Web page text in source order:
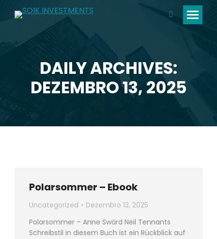
Search:
DAILY ARCHIVES:
DEZEMBRO 13, 2025
You are here:
Polarsommer – Ebook
Uncategorized
Dezembro 13, 2025
Polarsommer – Anne Swärd Neil Tennants
Schreibstil in diesem Buch ist ein Rückblick auf